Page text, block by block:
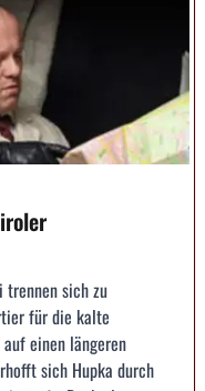
trennen sich zu
für die kalte
einen längeren
sich Hupka durch